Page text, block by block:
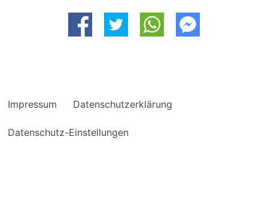
Impressum Datenschutzerklärung
Datenschutz-Einstellungen